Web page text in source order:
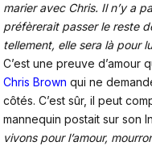
marier avec Chris. Il n’y a
préfèrerait passer le reste
tellement, elle sera là pour
C’est une preuve d’amour
Chris Brown qui ne
côtés. C’est sûr, il peut
mannequin postait sur son
vivons pour l’amour,